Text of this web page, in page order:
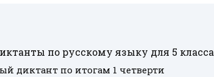
по русскому языку для 5 класса
диктант по итогам 1 четверти